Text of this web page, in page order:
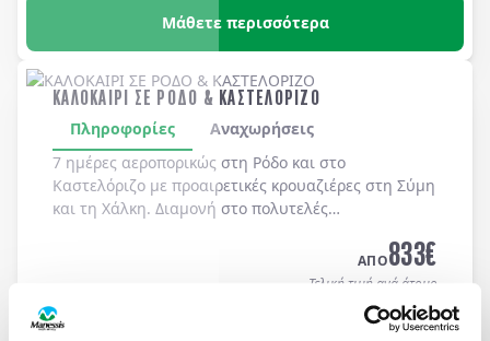
Μάθετε περισσότερα
ΚΑΛΟΚΑΙΡΙ ΣΕ ΡΟΔΟ & ΚΑΣΤΕΛΟΡΙΖΟ
Πληροφορίες
Αναχωρήσεις
7 ημέρες αεροπορικώς στη Ρόδο και στο
Καστελόριζο με προαιρετικές κρουαζιέρες στη Σύμη
και τη Χάλκη. Διαμονή στο πολυτελές
(ημιδιατροφή).
ΑΠΟ833€
Τελική τιμή ανά άτομο